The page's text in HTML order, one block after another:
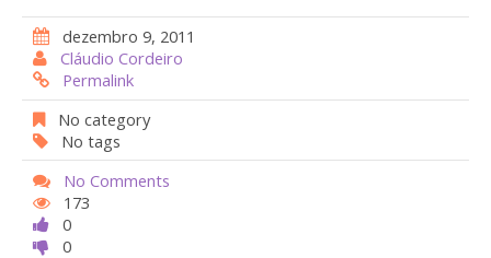
e
b
o
o
k
at
s
A
p
p
itt
er
er
st
dezembro 9, 2011
Cláudio Cordeiro
Permalink
No category
No tags
No Comments
173
0
0